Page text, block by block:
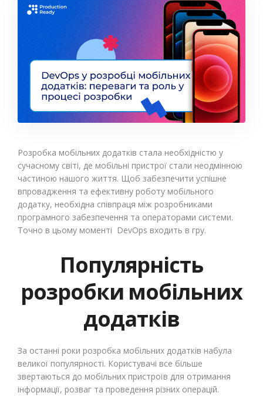
Розробка мобільних додатків стала необхідністю у
сучасному світі, де мобільні пристрої стали неодмінною
частиною нашого життя. Щоб забезпечити успішне
впровадження та ефективну роботу мобільного
додатку, необхідна співпраця між розробниками
програмного забезпечення та операторами системи.
Точно в цьому моменті DevOps входить в гру.
Популярність
розробки мобільних
додатків
За останні роки розробка мобільних додатків набула
великої популярності. Користувачі все більше
звертаються до мобільних пристроїв для отримання
інформації, розваг та проведення різних операцій.